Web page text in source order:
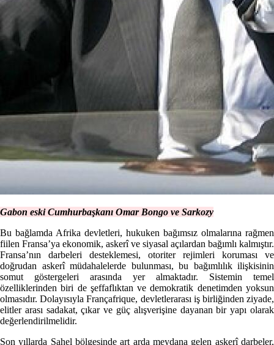
Gabon eski Cumhurbaşkanı Omar Bongo ve Sarkozy
Bu bağlamda Afrika devletleri, hukuken bağımsız olmalarına rağmen
fiilen Fransa’ya ekonomik, askerî ve siyasal açılardan bağımlı kalmıştır.
Fransa’nın darbeleri desteklemesi, otoriter rejimleri koruması ve
doğrudan askerî müdahalelerde bulunması, bu bağımlılık ilişkisinin
somut göstergeleri arasında yer almaktadır. Sistemin temel
özelliklerinden biri de şeffaflıktan ve demokratik denetimden yoksun
olmasıdır. Dolayısıyla Françafrique, devletlerarası iş birliğinden ziyade,
elitler arası sadakat, çıkar ve güç alışverişine dayanan bir yapı olarak
değerlendirilmelidir.
Son yıllarda Sahel bölgesinde art arda meydana gelen askerî darbeler,